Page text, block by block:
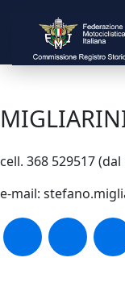
cell. 368 529517
e-mail:
FacebookTwitter